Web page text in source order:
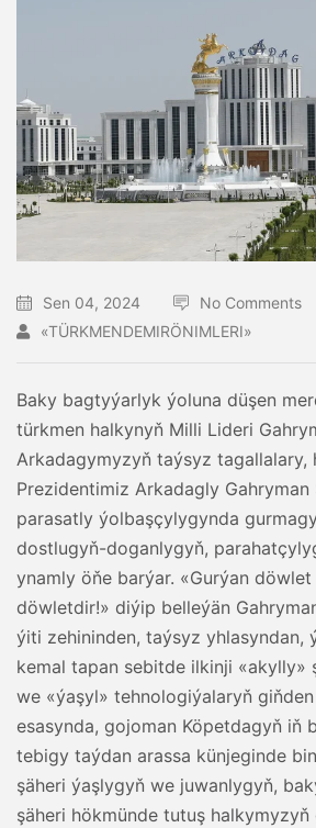
Sen 04, 2024
No Comments
«TÜRKMENDEMIRÖNIMLERI»
Baky bagtyýarlyk ýoluna düşen
türkmen halkynyň Milli Lideri
Arkadagymyzyň taýsyz tagallalary,
Prezidentimiz Arkadagly Gahryman
parasatly ýolbaşçylygynda
dostlugyň-doganlygyň,
ynamly öňe barýar. «Gurýan
döwletdir!» diýip belleýän
ýiti zehininden, taýsyz yhlasyndan,
kemal tapan sebitde ilkinji «akylly»
we «ýaşyl» tehnologiýalaryň
esasynda, gojoman Köpetdagyň iň
tebigy taýdan arassa künjeginde
şäheri ýaşlygyň we juwanlygyň,
şäheri hökmünde tutuş